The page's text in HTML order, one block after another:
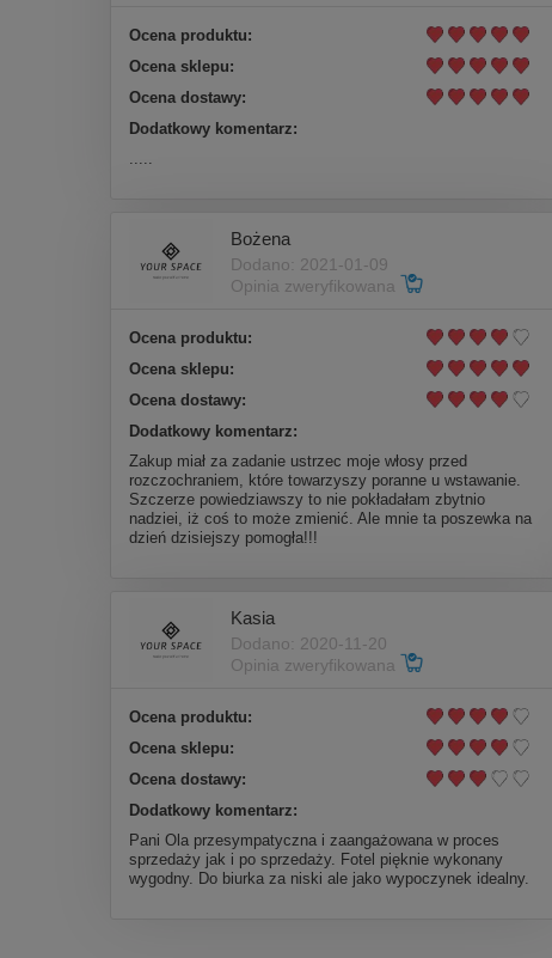
Ocena produktu:
Ocena sklepu:
Ocena dostawy:
Dodatkowy komentarz:
.....
Bożena
Dodano: 2021-01-09
Opinia zweryfikowana
Ocena produktu:
Ocena sklepu:
Ocena dostawy:
Dodatkowy komentarz:
Zakup miał za zadanie ustrzec moje włosy przed
rozczochraniem, które towarzyszy poranne u wstawanie.
Szczerze powiedziawszy to nie pokładałam zbytnio
nadziei, iż coś to może zmienić. Ale mnie ta poszewka na
dzień dzisiejszy pomogła!!!
Kasia
Dodano: 2020-11-20
Opinia zweryfikowana
Ocena produktu:
Ocena sklepu:
Ocena dostawy:
Dodatkowy komentarz:
Pani Ola przesympatyczna i zaangażowana w proces
sprzedaży jak i po sprzedaży. Fotel pięknie wykonany
wygodny. Do biurka za niski ale jako wypoczynek idealny.